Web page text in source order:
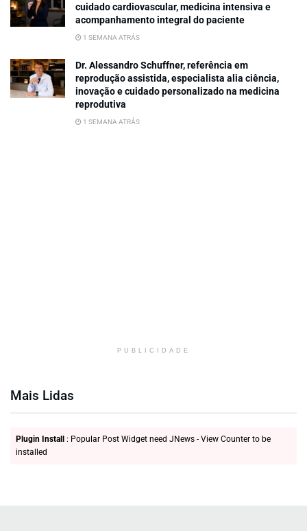
cuidado cardiovascular, medicina intensiva e
acompanhamento integral do paciente
1 SEMANA ATRÁS
Dr. Alessandro Schuffner, referência em
reprodução assistida, especialista alia ciência,
inovação e cuidado personalizado na medicina
reprodutiva
1 SEMANA ATRÁS
PUBLICIDADE
Mais Lidas
Plugin Install : Popular Post Widget need JNews - View Counter to be
installed